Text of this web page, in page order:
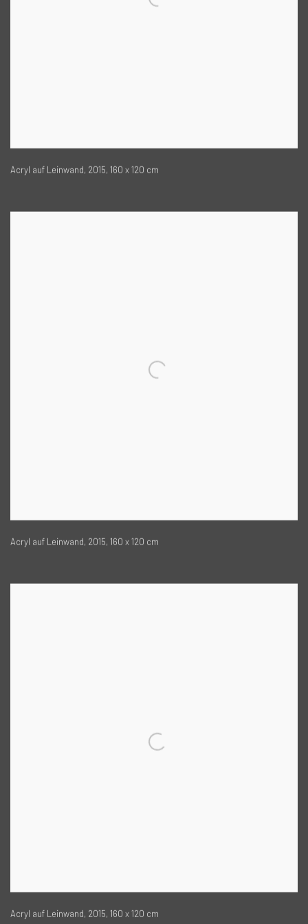
Acryl auf Leinwand, 2015, 160 x 120 cm
Acryl auf Leinwand, 2015, 160 x 120 cm
Acryl auf Leinwand, 2015, 160 x 120 cm